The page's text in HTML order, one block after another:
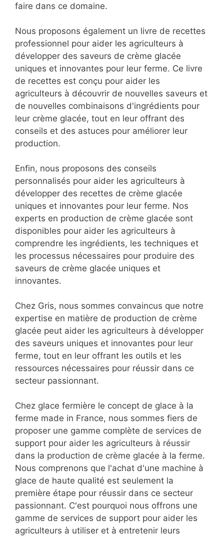
faire dans ce domaine.
Nous proposons également un livre de recettes
professionnel pour aider les agriculteurs à
développer des saveurs de crème glacée
uniques et innovantes pour leur ferme. Ce livre
de recettes est conçu pour aider les
agriculteurs à découvrir de nouvelles saveurs et
de nouvelles combinaisons d'ingrédients pour
leur crème glacée, tout en leur offrant des
conseils et des astuces pour améliorer leur
production.
Enfin, nous proposons des conseils
personnalisés pour aider les agriculteurs à
développer des recettes de crème glacée
uniques et innovantes pour leur ferme. Nos
experts en production de crème glacée sont
disponibles pour aider les agriculteurs à
comprendre les ingrédients, les techniques et
les processus nécessaires pour produire des
saveurs de crème glacée uniques et
innovantes.
Chez Gris, nous sommes convaincus que notre
expertise en matière de production de crème
glacée peut aider les agriculteurs à développer
des saveurs uniques et innovantes pour leur
ferme, tout en leur offrant les outils et les
ressources nécessaires pour réussir dans ce
secteur passionnant.
Chez glace fermière le concept de glace à la
ferme made in France, nous sommes fiers de
proposer une gamme complète de services de
support pour aider les agriculteurs à réussir
dans la production de crème glacée à la ferme.
Nous comprenons que l'achat d'une machine à
glace de haute qualité est seulement la
première étape pour réussir dans ce secteur
passionnant. C'est pourquoi nous offrons une
gamme de services de support pour aider les
agriculteurs à utiliser et à entretenir leurs